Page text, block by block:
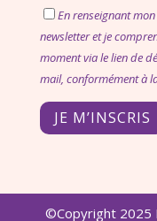
En renseignant
newsletter et je
moment via le lien de
mail, conformément à
JE M’INSCRIS
©Copyright 2025